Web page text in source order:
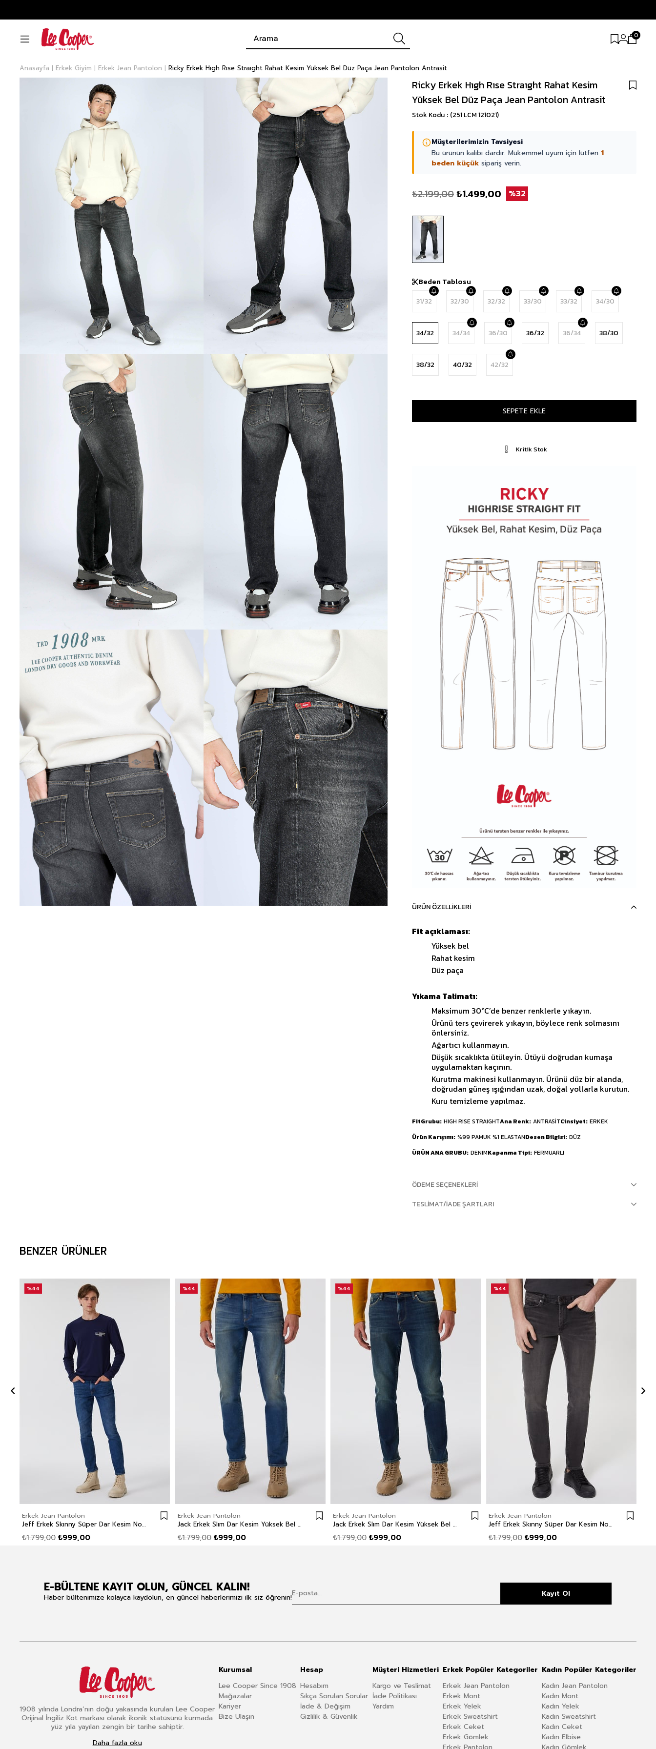
0
Anasayfa Erkek Giyim Erkek Jean Pantolon Ricky Erkek Hıgh Rıse Straıght Rahat Kesim Yüksek Bel Düz Paça Jean Pantolon Antrasit
Ricky Erkek Hıgh Rıse Straıght Rahat Kesim
Yüksek Bel Düz Paça Jean Pantolon Antrasit
Stok Kodu (251 LCM 121021)
Müşterilerimizin Tavsiyesi
Bu ürünün kalıbı dardır. Mükemmel uyum için lütfen 1
beden küçük sipariş verin.
₺2.199,00₺1.499,00 32
Beden Tablosu
31/32 32/30 32/32 33/30 33/32 34/30
34/32 34/34 36/30 36/32 36/34 38/30
38/32 40/32 42/32
Kritik Stok
ÜRÜN ÖZELLIKLERI
Fit açıklaması:
Yüksek bel
Rahat kesim
Düz paça
Yıkama Talimatı:
Maksimum 30°C’de benzer renklerle yıkayın.
Ürünü ters çevirerek yıkayın, böylece renk solmasını
önlersiniz.
Ağartıcı kullanmayın.
Düşük sıcaklıkta ütüleyin. Ütüyü doğrudan kumaşa
uygulamaktan kaçının.
Kurutma makinesi kullanmayın. Ürünü düz bir alanda,
doğrudan güneş ışığından uzak, doğal yollarla kurutun.
Kuru temizleme yapılmaz.
FitGrubu HIGH RISE STRAIGHTAna Renk ANTRASİTCinsiyet ERKEK
Ürün Karışımı %99 PAMUK %1 ELASTANDesen Bilgisi DÜZ
ÜRÜN ANA GRUBU DENIMKapanma Tipi FERMUARLI
ÖDEME SEÇENEKLERI
TESLIMAT/İADE ŞARTLARI
BENZER ÜRÜNLER
Erkek Jean Pantolon
Jeff Erkek Skınny Süper Dar Kesim Normal Bel Dar Paça Jean Pantolon Mavi
₺999,00
₺1.799,00
%44
Erkek Jean Pantolon
Jack Erkek Slım Dar Kesim Yüksek Bel Dar Paça Jean Pantolon Mavi
₺999,00
₺1.799,00
%44
Erkek Jean Pantolon
Jack Erkek Slım Dar Kesim Yüksek Bel Dar Paça Jean Pantolon Mavi
₺999,00
₺1.799,00
%44
Erkek Jean Pantolon
Jeff Erkek Skınny Süper Dar Kesim Normal Bel Dar Paça Jean Pantolon Siyah
₺999,00
₺1.799,00
%44
E-BÜLTENE KAYIT OLUN, GÜNCEL KALIN!
Haber bültenimize kolayca kaydolun, en güncel haberlerimizi ilk siz öğrenin! Kayıt Ol
1908 yılında Londra’nın doğu yakasında kurulan Lee Cooper
Orijinal İngiliz Kot markası olarak ikonik statüsünü kurmada
yüz yıla yayılan zengin bir tarihe sahiptir.
Daha fazla oku
Kurumsal
Lee Cooper Since 1908
Mağazalar
Kariyer
Bize Ulaşın
Hesap
Hesabım
Sıkça Sorulan Sorular
İade & Değişim
Gizlilik & Güvenlik
Müşteri Hizmetleri
Kargo ve Teslimat
İade Politikası
Yardım
Erkek Popüler Kategoriler
Erkek Jean Pantolon
Erkek Mont
Erkek Yelek
Erkek Sweatshirt
Erkek Ceket
Erkek Gömlek
Kadın Popüler Kategoriler
Kadın Jean Pantolon
Kadın Mont
Kadın Yelek
Kadın Sweatshirt
Kadın Ceket
Kadın Elbise